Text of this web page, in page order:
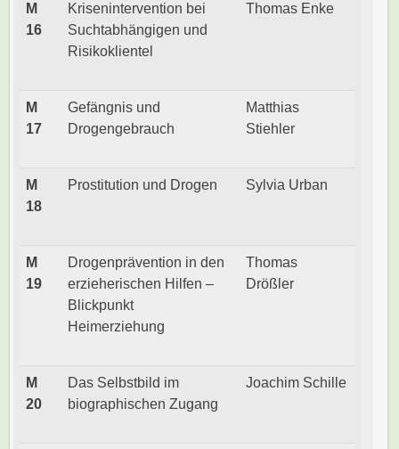
M
16
Krisenintervention bei
Suchtabhängigen und
Risikoklientel
Thomas Enke
M
17
Gefängnis und
Drogengebrauch
Matthias
Stiehler
M
18
Prostitution und Drogen Sylvia Urban
M
19
Drogenprävention in den
erzieherischen Hilfen –
Blickpunkt
Heimerziehung
Thomas
Drößler
M
20
Das Selbstbild im
biographischen Zugang
Joachim Schille